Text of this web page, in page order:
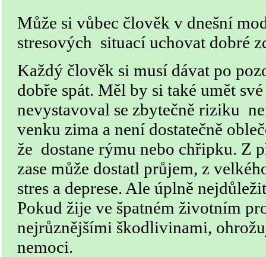
Může si vůbec člověk v dnešní
stresových situací uchovat dobré
Každý člověk si musí dávat po
dobře spát. Měl by si také umět
nevystavoval se zbytečně riziku
venku zima a není dostatečně
že dostane rýmu nebo chřipku. Z
zase může dostatl průjem, z
stres a deprese. Ale úplně
Pokud žije ve špatném životním
nejrůznějšími škodlivinami,
nemoci.